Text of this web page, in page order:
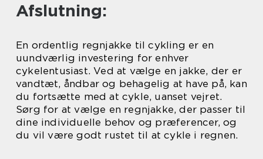
Afslutning:
En ordentlig regnjakke til cykling er en
uundværlig investering for enhver
cykelentusiast. Ved at vælge en jakke, der er
vandtæt, åndbar og behagelig at have på, kan
du fortsætte med at cykle, uanset vejret.
Sørg for at vælge en regnjakke, der passer til
dine individuelle behov og præferencer, og
du vil være godt rustet til at cykle i regnen.